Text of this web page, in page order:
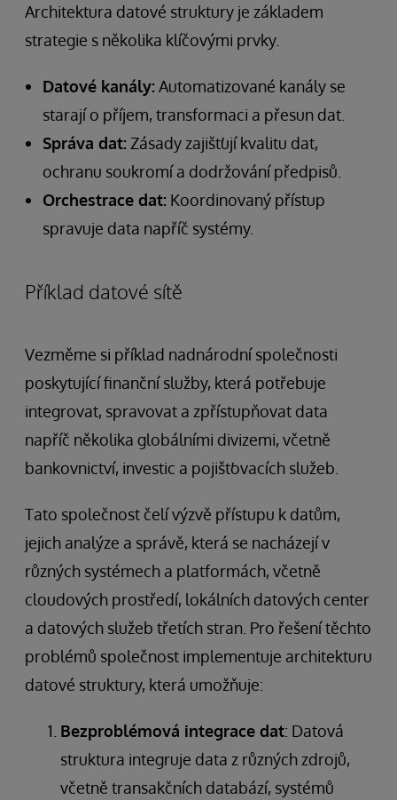
Architektura datové struktury je základem
strategie s několika klíčovými prvky.
Datové kanály:Automatizované kanály se
starají o příjem, transformaci a přesun dat.
Správa dat: Zásady zajišťují kvalitu dat,
ochranu soukromí a dodržování předpisů.
Orchestrace dat: Koordinovaný přístup
spravuje data napříč systémy.
Příklad datové sítě
Vezměme si příklad nadnárodní společnosti
poskytující finanční služby, která potřebuje
integrovat, spravovat a zpřístupňovat data
napříč několika globálními divizemi, včetně
bankovnictví, investic a pojišťovacích služeb.
Tato společnost čelí výzvě přístupu k datům,
jejich analýze a správě, která se nacházejí v
různých systémech a platformách, včetně
cloudových prostředí, lokálních datových center
a datových služeb třetích stran. Pro řešení těchto
problémů společnost implementuje architekturu
datové struktury, která umožňuje:
Bezproblémová integrace dat: Datová
struktura integruje data z různých zdrojů,
včetně transakčních databází, systémů